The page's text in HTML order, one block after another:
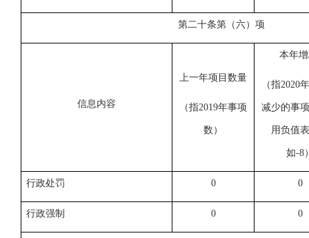
第二十条第（六）项
信息内容
上一年项目数量
（指2019年事项
数 ）
本年
（指2020
减少的事
用负值
如-8
行政处罚 0 0
行政强制 0 0